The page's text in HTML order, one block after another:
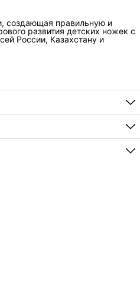
создающая правильную и
развития детских ножек с
России, Казахстану и